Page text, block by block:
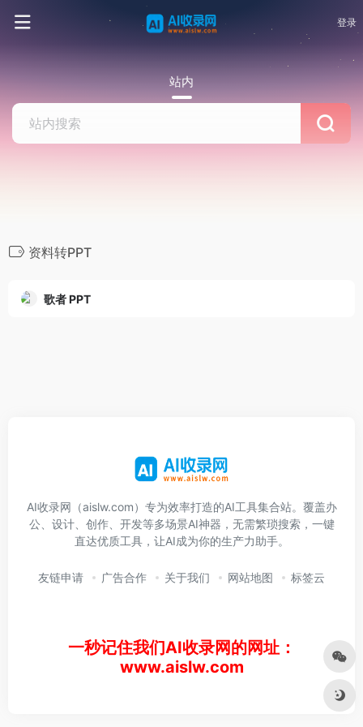
登录
站内
资料转PPT
歌者 PPT
AI收录网（aislw.com）专为效率打造的AI工具集合站。覆盖办
公、设计、创作、开发等多场景AI神器，无需繁琐搜索，一键
直达优质工具，让AI成为你的生产力助手。
友链申请 广告合作 关于我们 网站地图 标签云
一秒记住我们AI收录网的网址：
www.aislw.com